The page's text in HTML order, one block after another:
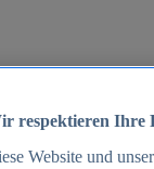
respektieren Ihre
Website und